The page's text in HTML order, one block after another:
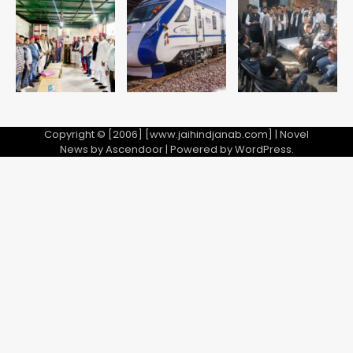
Copyright © [2006] [www.jaihindjanab.com] | Novel
News byAscendoor| Powered byWordPress.